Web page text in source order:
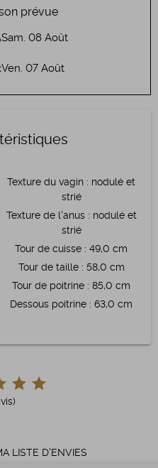
prévue
Sam. 08 Août
Ven. 07 Août
LISTE D'ENVIES
Texture du vagin : nodulé et
strié
Texture de l'anus: nodulé et
strié
Tour de cuisse : 49,0 cm
Tour de taille: 58,0 cm
Tour de poitrine : 85,0 cm
Dessous poitrine : 63,0 cm